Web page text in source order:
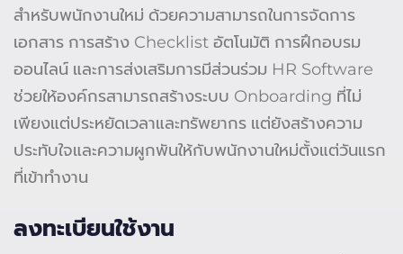
สำหรับพนักงานใหม่ ด้วยความสามารถในการจัดการ
เอกสาร การสร้าง Checklist อัตโนมัติ การฝึกอบรม
ออนไลน์ และการส่งเสริมการมีส่วนร่วม HR Software
ช่วยให้องค์กรสามารถสร้างระบบ Onboarding ที่ไม่
เพียงแต่ประหยัดเวลาและทรัพยากร แต่ยังสร้างความ
ประทับใจและความผูกพันให้กับพนักงานใหม่ตั้งแต่วันแรก
ที่เข้าทำงาน
ลงทะเบียนใช้งาน